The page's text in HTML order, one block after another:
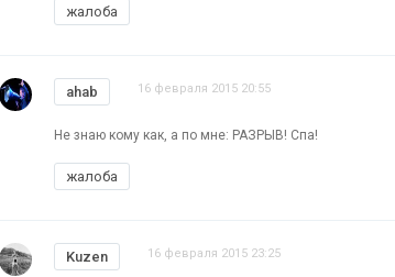
жалоба
ahab 16 февраля 2015 20:55
Не знаю кому как, а по мне: РАЗРЫВ! Спа!
жалоба
Kuzen 16 февраля 2015 23:25